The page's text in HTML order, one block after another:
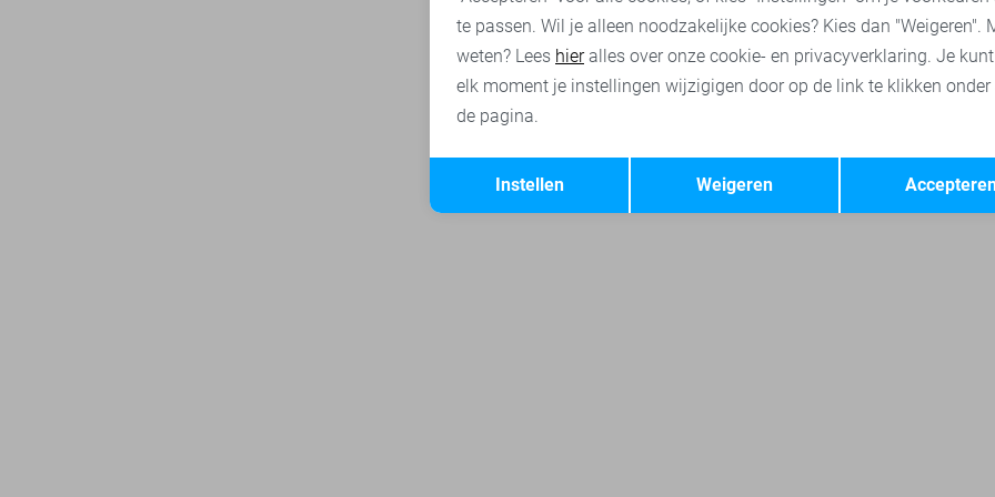
Terug Opslaan
te passen. Wil je alleen noodzakelijke cookies? Kies dan "Weigeren".
weten? Lees hieralles over onze cookie- en privacyverklaring. Je
elk moment je instellingen wijzigigen door op de link te klikken onder
de pagina.
Weigeren
Instellen